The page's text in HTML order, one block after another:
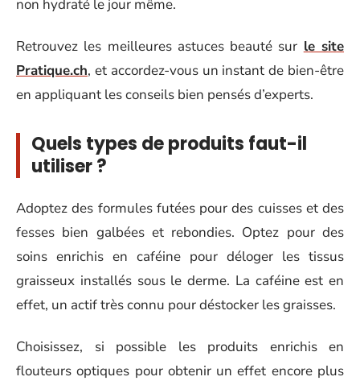
non hydraté le jour même.
Retrouvez les meilleures astuces beauté sur le site
Pratique.ch, et accordez-vous un instant de bien-être
en appliquant les conseils bien pensés d’experts.
Quels types de produits faut-il
utiliser ?
Adoptez des formules futées pour des cuisses et des
fesses bien galbées et rebondies. Optez pour des
soins enrichis en caféine pour déloger les tissus
graisseux installés sous le derme. La caféine est en
effet, un actif très connu pour déstocker les graisses.
Choisissez, si possible les produits enrichis en
flouteurs optiques pour obtenir un effet encore plus